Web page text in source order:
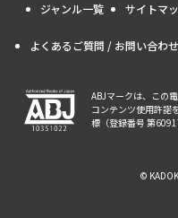
ジャンル一覧 サイトマ
よくあるご質問 / お問い合わせ
ABJマークは、この
コンテンツ使用許諾
標（登録番号 第
©